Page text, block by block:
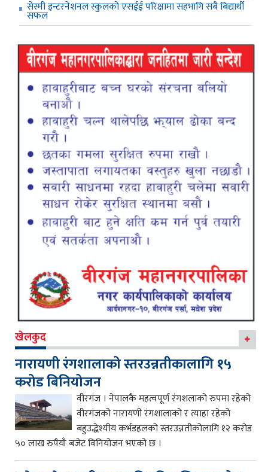
सेस्मी इन्टरनेशनल स्कुलको एसईई परिक्षामा सहभागि सबै बिद्यार्थी
सफल
खेलकुद
नारायणी रंगशालाको स्तरउन्नतीकालागि १५
करोड बिनियोजन
वीरगंज । नेपालकै महत्वपूर्ण रंगशलाको रुपमा रहेको
वीरगंजको नारायणी रंगशालाको र त्याहा रहेको
बहुउद्धेश्यीय कर्भडहलको स्तरउन्नतीकोलागि १२ करोड
५० लाख रुपैयाँ बजेट विनियोजन भएको छ ।